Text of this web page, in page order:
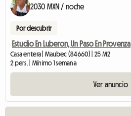
2030 MXN / noche
Por descubrir
Estudio En Luberon, Un Paso En Provenza
Casa entera | Maubec (84660) | 25 M2
2 pers. | Mínimo 1 semana
Ver anuncio